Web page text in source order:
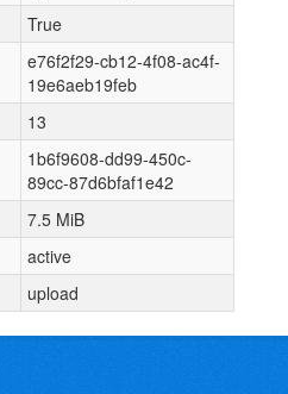
True
e76f2f29-cb12-4f08-ac4f-
19e6aeb19feb
13
1b6f9608-dd99-450c-
89cc-87d6bfaf1e42
7.5 MiB
active
upload